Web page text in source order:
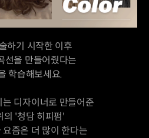
하기 시작한 이후
선을 만들어줬다는
학습해보세요.
디자이너로 만들어준
의 '청담 히피펌'
요즘은 더 많이 한다는